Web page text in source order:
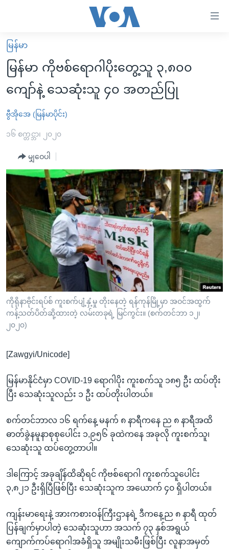
လွယ်ကူ
စေ
များ
ပင်မ
ကျော်
ကြည့်
ပင်မ
အ
ညွန်း
စာမျက်နှာ
သို့
ကျော်
ကြည့်
ရန်
ရှာဖွေ
နေရာ
ကျော်
ရန်
မူလစာမျက်နှာ
မြန်မာ
ကမ္ဘာ့သတင်းများ
နိုင်ငံတကာ
အစ္စရေး-ပါလက်စတိုင်း
ဗွီဒီယို
သတင်းလွတ်လပ်ခွင့်
အင်္ဂလိပ်စာလေ့လာမယ်
အမေရိကန်သုံးအီဒီယံ
မကြေးမုံရဲ့ အင်္ဂလိပ်စာ
ရုပ်ရှင်ထဲက အင်္ဂလိပ်စာ
သုတပဒေသာ အင်္ဂလိပ်စာ
အပတ်စဉ်ကဏ္ဍများ
ရေဒီယို
တီဗွီ
ရေဒီယိုနှင့်ရုပ်သံ အချက်အလက်များ
ရေဒီယို/တီဗွီအစီအစဉ်
Learning English
ဗွီအိုအေ လူမှုကွန်ယက်များ
ဘာသာစကားများ
မြန်မာ
မြန်မာ ကိုဗစ်ရောဂါပိုးတွေ့သူ ၃,၈၀၀
ကျော်နဲ့ သေဆုံးသူ ၄၀ အတည်ပြု
ဗွီအိုအေ (မြန်မာပိုင်း)
၁၆ စက္တင္ဘာ၊ ၂၀၂၀
မျှဝေပါ
ကိုရိုနာဗိုင်းရပ်စ် ကူးစက်ပျံ့နှံ့မှု တိုးနေတဲ့ ရန်ကုန်မြို့မှာ အဝင်အထွက်
ကန့်သတ်ပိတ်ဆို့ထားတဲ့ လမ်းတခုရဲ့ မြင်ကွင်း။ (စက်တင်ဘာ ၁၂၊
၂၀၂၀)
[Zawgyi/Unicode]
မြန်မာနိုင်ငံမှာ COVID-19 ရောဂါပိုး ကူးစက်သူ ၁၈၅ ဦး ထပ်တိုး
ပြီး သေဆုံးသူလည်း ၁ ဦး ထပ်တိုးပါတယ်။
စက်တင်ဘာလ ၁၆ ရက်နေ့ မနက် ၈ နာရီကနေ ည ၈ နာရီအထိ
ဓာတ်ခွဲနမူနာစုစုပေါင်း ၁,၉၅၆ ခုထဲကနေ အခုလို ကူးစက်သူ၊
သေဆုံးသူ ထပ်တွေ့တာပါ။
ဒါကြောင့် အခုချိန်ထိဆိုရင် ကိုဗစ်ရောဂါ ကူးစက်သူပေါင်း
၃,၈၂၁ ဦးရှိပြီဖြစ်ပြီး သေဆုံးသူက အယောက် ၄၀ ရှိပါတယ်။
ကျန်းမာရေးနဲ့ အားကစားဝန်ကြီးဌာနရဲ့ ဒီကနေ့ည ၈ နာရီ ထုတ်
ပြန်ချက်မှာပါတဲ့ သေဆုံးသူဟာ အသက် ၇၃ နှစ်အရွယ်
ကျောက်ကပ်ရောဂါအခံရှိသူ အမျိုးသမီးဖြစ်ပြီး လူနာအမှတ်